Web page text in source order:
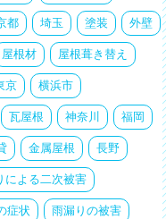
都 埼玉 塗装 外壁
屋根材 屋根葺き替え
京 横浜市
瓦屋根 神奈川 福岡
金属屋根 長野
による二次被害
症状 雨漏りの被害